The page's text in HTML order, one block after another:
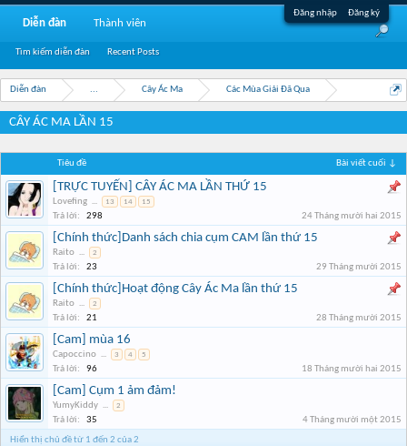
Đăng nhập Đăng ký
Diễn đàn ... Cây Ác Ma Các Mùa Giải Đã Qua
CÂY ÁC MA LẦN 15
Tiêu đề Bài viết cuối ↓
[TRỰC TUYẾN] CÂY ÁC MA LẦN THỨ 15
Lovefing ... 13 14 15
Trả lời: 298 24 Tháng mười hai 2015
[Chính thức]Danh sách chia cụm CAM lần thứ 15
Raito ... 2
Trả lời: 23 29 Tháng mười 2015
[Chính thức]Hoạt động Cây Ác Ma lần thứ 15
Raito ... 2
Trả lời: 21 28 Tháng mười 2015
[Cam] mùa 16
Capoccino ... 3 4 5
Trả lời: 96 18 Tháng mười hai 2015
[Cam] Cụm 1 ảm đảm!
YumyKiddy ... 2
Trả lời: 35
4 Tháng mười một 2015
Hiển thị chủ đề từ 1 đến 2 của 2
Diễn đàn
Tìm kiếm diễn đàn Recent Posts
Thành viên